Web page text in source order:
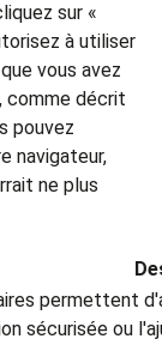
sur «
à utiliser
vous avez
comme décrit
pouvez
navigateur,
ne plus
permettent
sécurisée ou